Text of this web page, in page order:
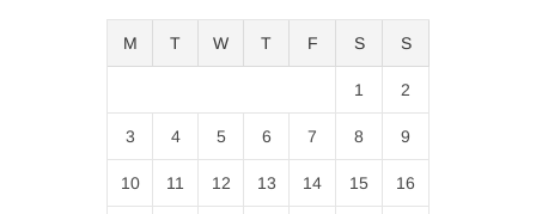
M T W T F S S
1 2
3 4 5 6 7 8 9
10 11 12 13 14 15 16